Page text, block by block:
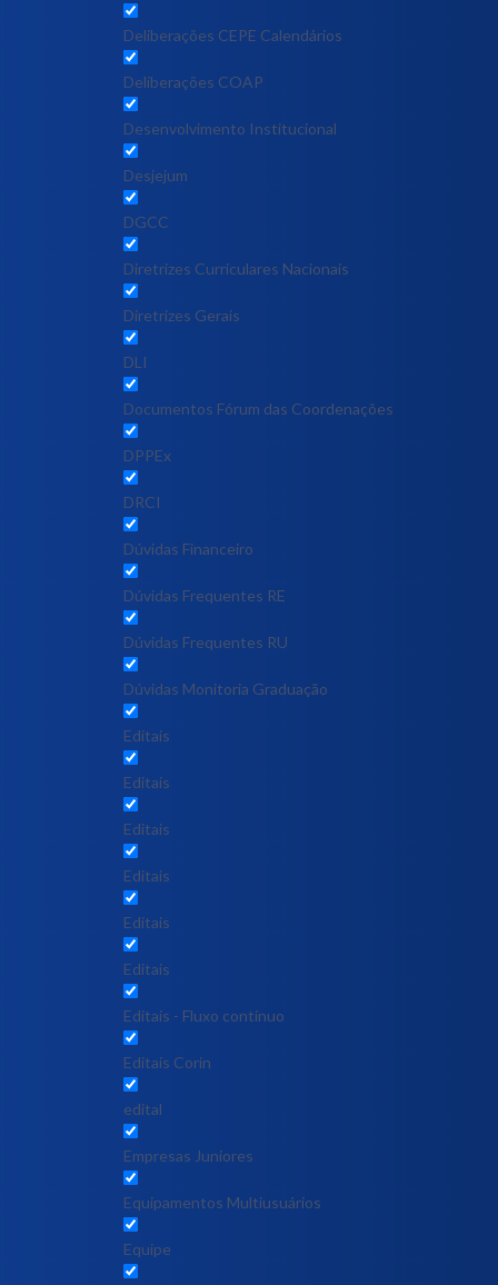
Deliberações CEPE Calendários
Deliberações COAP
Desenvolvimento Institucional
Desjejum
DGCC
Diretrizes Curriculares Nacionais
Diretrizes Gerais
DLI
Documentos Fórum das Coordenações
DPPEx
DRCI
Dúvidas Financeiro
Dúvidas Frequentes RE
Dúvidas Frequentes RU
Dúvidas Monitoria Graduação
Editais
Editais
Editais
Editais
Editais
Editais
Editais - Fluxo contínuo
Editais Corin
edital
Empresas Juniores
Equipamentos Multiusuários
Equipe